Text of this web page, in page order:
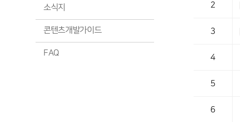
소식지
콘텐츠개발가이드
FAQ
2
3
4
5
6